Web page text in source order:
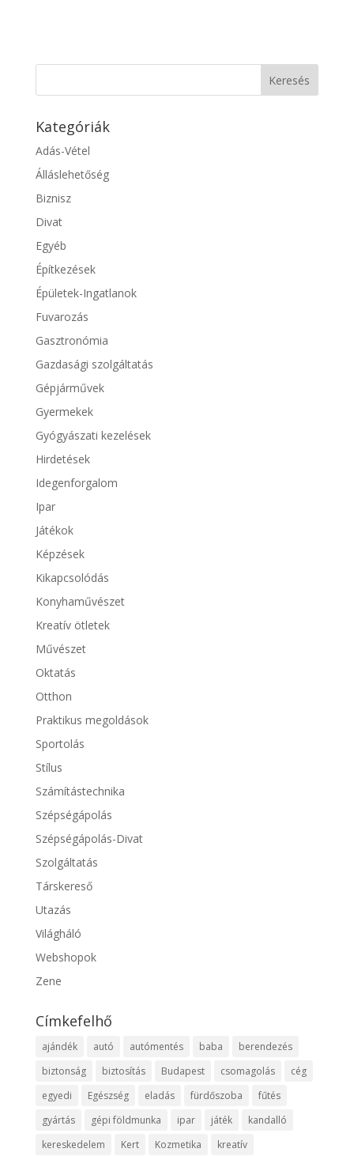
Kategóriák
Adás-Vétel
Álláslehetőség
Biznisz
Divat
Egyéb
Építkezések
Épületek-Ingatlanok
Fuvarozás
Gasztronómia
Gazdasági szolgáltatás
Gépjárművek
Gyermekek
Gyógyászati kezelések
Hirdetések
Idegenforgalom
Ipar
Játékok
Képzések
Kikapcsolódás
Konyhaművészet
Kreatív ötletek
Művészet
Oktatás
Otthon
Praktikus megoldások
Sportolás
Stílus
Számítástechnika
Szépségápolás
Szépségápolás-Divat
Szolgáltatás
Társkereső
Utazás
Világháló
Webshopok
Zene
Címkefelhő
ajándék autó autómentés baba
berendezés
biztonság
biztosítás Budapest csomagolás
cég
egyedi
Egészség eladás fürdőszoba
fűtés
gyártás
gépi földmunka ipar játék
kandalló
kereskedelem
Kert Kozmetika kreatív